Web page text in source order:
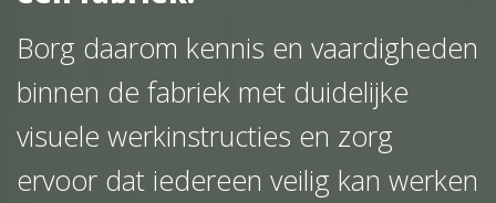
Borg daarom kennis en vaardigheden
binnen de fabriek met duidelijke
visuele werkinstructies en zorg
ervoor dat iedereen veilig kan werken